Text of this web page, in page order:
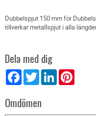
Dubbelspjut 150 mm för
tillverkar metallspjut i alla
Dela med dig
FacebookTwitter LinkedIn
Omdömen